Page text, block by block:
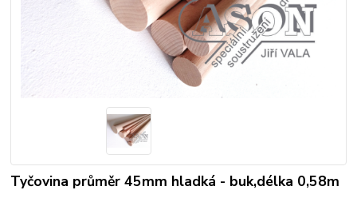
Tyčovina průměr 45mm hladká - buk,délka 0,58m